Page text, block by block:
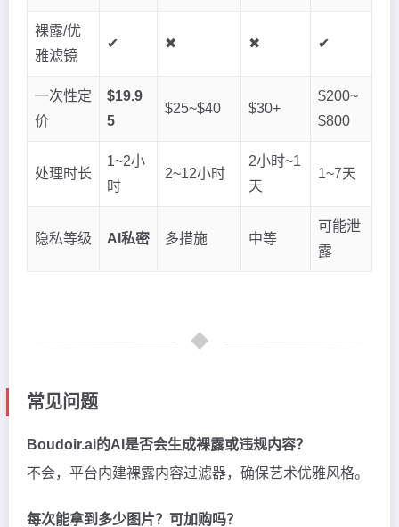
裸露/优
雅滤镜
✔ ✖ ✖ ✔
一次性定
价
$19.9
5
$25~$40 $30+
$200~
$800
处理时长
1~2小
时
2~12小时
2小时~1
天
1~7天
隐私等级 AI私密 多措施 中等
可能泄
露
常见问题
Boudoir.ai的AI是否会生成裸露或违规内容？
不会，平台内建裸露内容过滤器，确保艺术优雅风格。
每次能拿到多少图片？可加购吗？